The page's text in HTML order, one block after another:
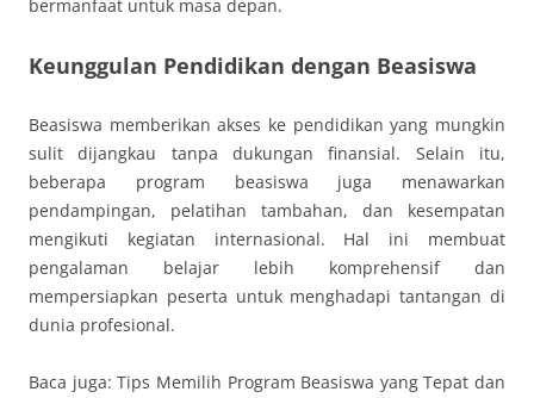
bermanfaat untuk masa depan.
Keunggulan Pendidikan dengan Beasiswa
Beasiswa memberikan akses ke pendidikan yang mungkin
sulit dijangkau tanpa dukungan finansial. Selain itu,
beberapa program beasiswa juga menawarkan
pendampingan, pelatihan tambahan, dan kesempatan
mengikuti kegiatan internasional. Hal ini membuat
pengalaman belajar lebih komprehensif dan
mempersiapkan peserta untuk menghadapi tantangan di
dunia profesional.
Baca juga: Tips Memilih Program Beasiswa yang Tepat dan